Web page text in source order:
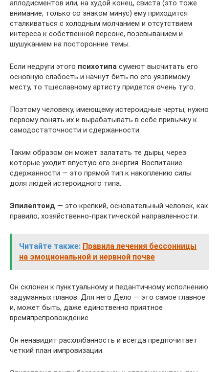
аплодисментов или, на худой конец, свиста (это тоже
внимание, только со знаком минус) ему приходится
сталкиваться с холодным молчанием и отсутствием
интереса к собственной персоне, позевыванием и
шушуканием на посторонние темы.
Если недруги этого психотипа сумеют высчитать его
основную слабость и начнут бить по его уязвимому
месту, то тщеславному артисту придется очень туго.
Поэтому человеку, имеющему истероидные черты, нужно
первому понять их и вырабатывать в себе привычку к
самодостаточности и сдержанности.
Таким образом он может залатать те дыры, через
которые уходит впустую его энергия. Воспитание
сдержанности — это прямой тип к накоплению силы
доля людей истероидного типа.
Эпилептоид — это крепкий, основательный человек, как
правило, хозяйственно-практической направленности.
Читайте также: Правила лечения бессонницы
на эмоциональной и нервной почве
Он склонен к пунктуальному и педантичному исполнению
задуманных планов. Для него Дело — это самое главное
и, может быть, даже единственно приятное
времяпрепровождение.
Он ненавидит расхлябанность и всегда предпочитает
четкий план импровизации.